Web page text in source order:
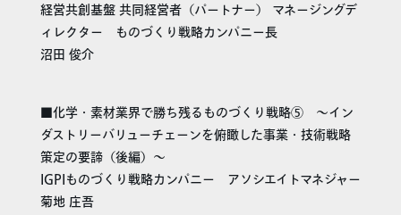
経営共創基盤 共同経営者（パートナー） マネージングデ
ィレクター ものづくり戦略カンパニー長
沼田 俊介
■化学・素材業界で勝ち残るものづくり戦略⑤ ～イン
ダストリーバリューチェーンを俯瞰した事業・技術戦略
策定の要諦（後編）～
IGPIものづくり戦略カンパニー アソシエイトマネジャー
菊地 庄吾